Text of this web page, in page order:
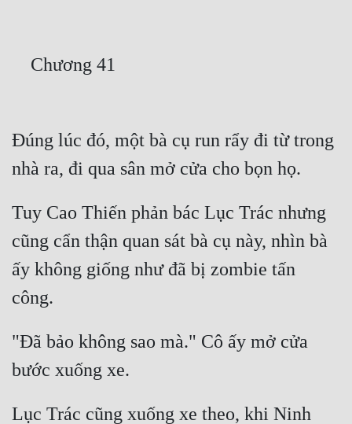
Truyện Convert
Cung Đấu
Cạnh Kỹ
Cổ Tiên Hiệp
Cổ Đại
Du Hí
    Chương 41
Đúng lúc đó, một bà cụ run rẩy đi từ trong
nhà ra, đi qua sân mở cửa cho bọn họ.
Tuy Cao Thiến phản bác Lục Trác nhưng
cũng cẩn thận quan sát bà cụ này, nhìn bà
ấy không giống như đã bị zombie tấn
công.
"Đã bảo không sao mà." Cô ấy mở cửa
bước xuống xe.
Lục Trác cũng xuống xe theo, khi Ninh